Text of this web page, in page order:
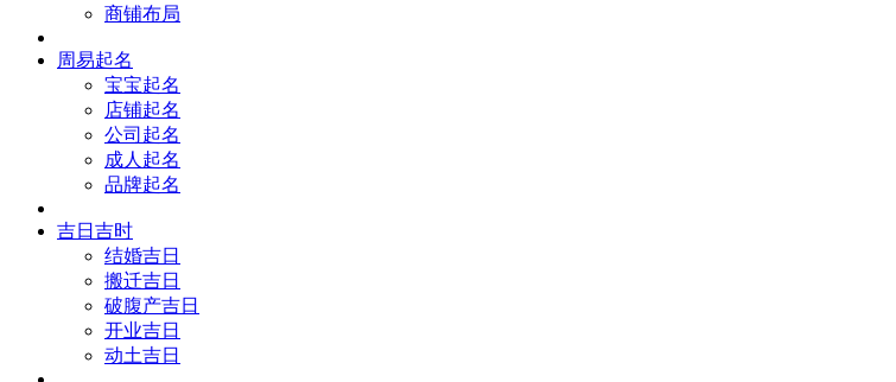
商铺布局
周易起名
宝宝起名
店铺起名
公司起名
成人起名
品牌起名
吉日吉时
结婚吉日
搬迁吉日
破腹产吉日
开业吉日
动土吉日